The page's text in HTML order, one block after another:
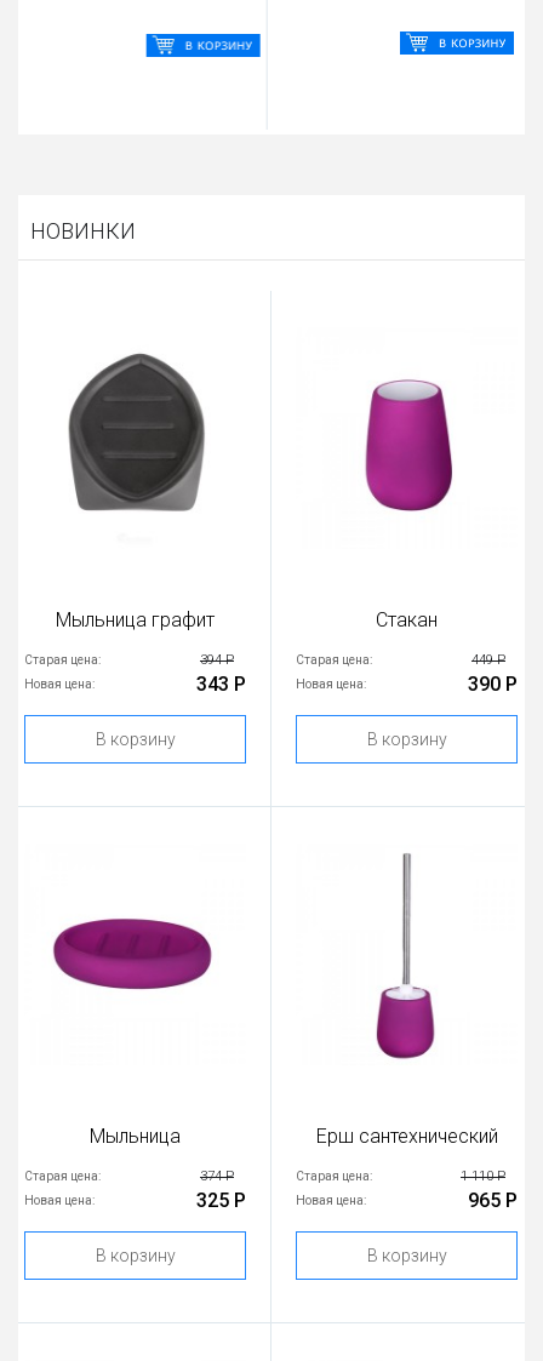
НОВИНКИ
Мыльница графит
Старая цена: 394 Р
Новая цена: 343 Р
В корзину
Стакан
Старая цена: 449 Р
Новая цена: 390 Р
В корзину
Мыльница
Старая цена: 374 Р
Новая цена: 325 Р
В корзину
Ерш сантехнический
Старая цена: 1 110 Р
Новая цена: 965 Р
В корзину